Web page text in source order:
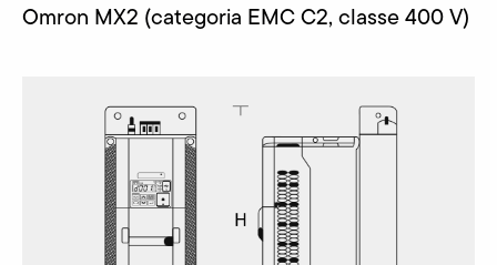
Omron MX2 (categoria EMC C2, classe 400 V)